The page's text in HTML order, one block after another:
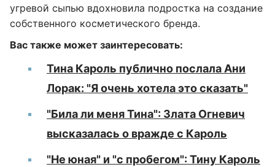
угревой сыпью вдохновила подростка на создание
собственного косметического бренда.
Вас также может заинтересовать:
Тина Кароль публично послала Ани
Лорак: "Я очень хотела это сказать"
"Била ли меня Тина": Злата Огневич
высказалась о вражде с Кароль
"Не юная" и "с пробегом": Тину Кароль